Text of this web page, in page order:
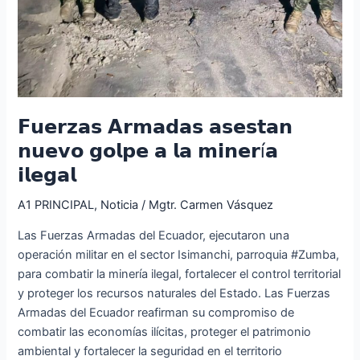
𝗙𝘂𝗲𝗿𝘇𝗮𝘀 𝗔𝗿𝗺𝗮𝗱𝗮𝘀 𝗮𝘀𝗲𝘀𝘁𝗮𝗻
𝗻𝘂𝗲𝘃𝗼 𝗴𝗼𝗹𝗽𝗲 𝗮 𝗹𝗮 𝗺𝗶𝗻𝗲𝗿í𝗮
𝗶𝗹𝗲𝗴𝗮𝗹
A1 PRINCIPAL, Noticia / Mgtr. Carmen Vásquez
Las Fuerzas Armadas del Ecuador, ejecutaron una
operación militar en el sector Isimanchi, parroquia #Zumba,
para combatir la minería ilegal, fortalecer el control territorial
y proteger los recursos naturales del Estado. Las Fuerzas
Armadas del Ecuador reafirman su compromiso de
combatir las economías ilícitas, proteger el patrimonio
ambiental y fortalecer la seguridad en el territorio